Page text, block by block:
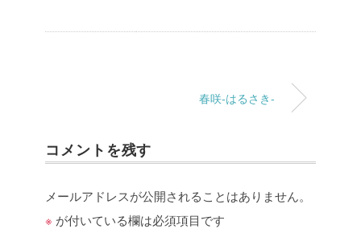
春咲-はるさき-
コメントを残す
メールアドレスが公開されることはありません。
※ が付いている欄は必須項目です